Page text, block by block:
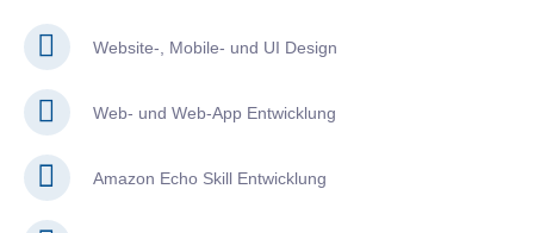
Website-, Mobile- und UI Design
Web- und Web-App Entwicklung
Amazon Echo Skill Entwicklung